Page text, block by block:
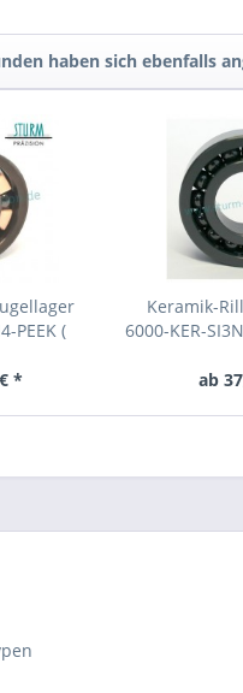
haben sich ebenfalls
PEEK (
)*
Keramik-
6000-KER-
ab